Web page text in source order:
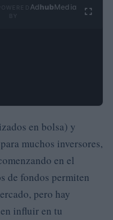
Ad hubMedia
en bolsa) y
muchos inversores,
en el
de fondos permiten
pero hay
influir en tu